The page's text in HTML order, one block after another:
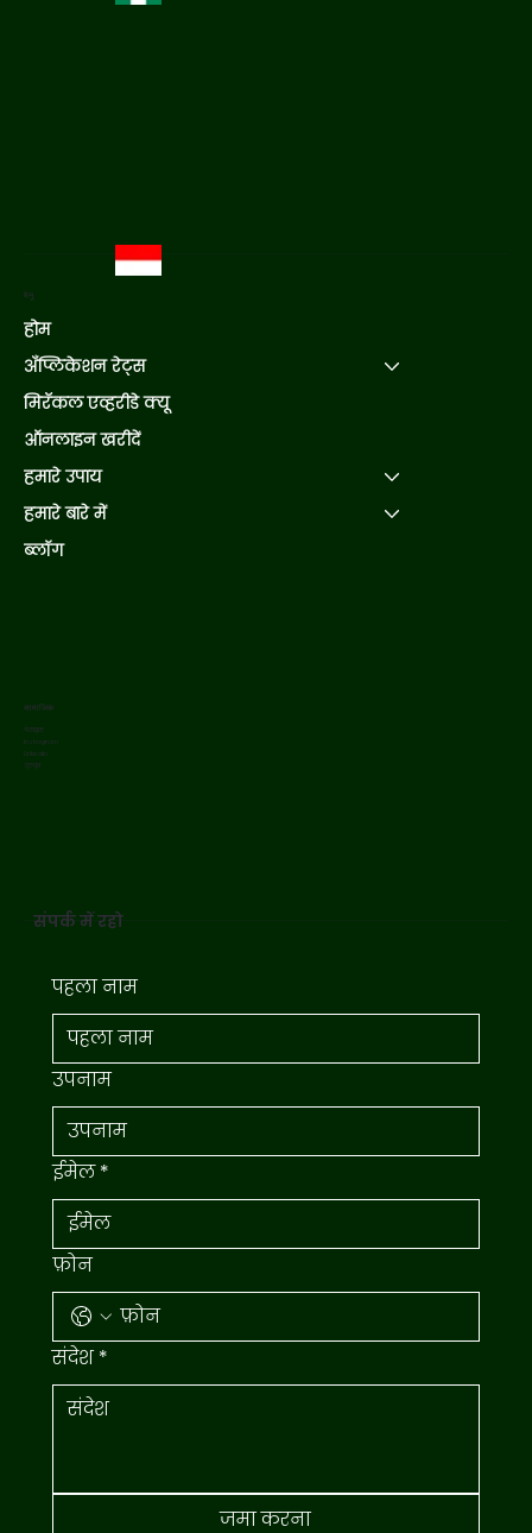
संपर्क में रहो
पहला नाम
उपनाम
ईमेल *
फ़ोन
संदेश *
जमा करना
मेनू
होम
अँप्लिकेशन रेट्स
मिरॅकल एव्हरीडे क्यू
ऑनलाइन खरीदें
हमारे उपाय
हमारे बारे में
ब्लॉग
सामाजिक
फेसबुक
Instagram
Linkedin
यूट्यूब